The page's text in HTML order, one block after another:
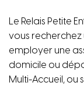
Le Relais Petite
vous recherchez
employer une
domicile ou
Multi-Accueil, ou